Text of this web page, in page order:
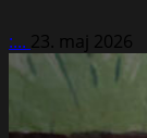
:... 23. maj 2026